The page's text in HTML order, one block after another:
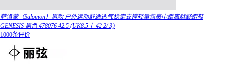
萨洛蒙（Salomon）男款 户外运动舒适透气稳定支撑轻量包裹中距离越野跑鞋
GENESIS 黑色 478076 42.5 (UK8.5丨 42 2/ 3)
1000条评价